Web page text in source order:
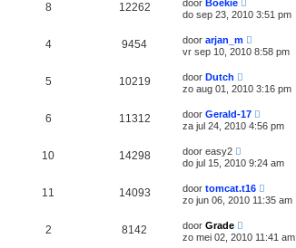
8 12262 door Boekie
do sep 23, 2010 3:51 pm
4 9454 door arjan_m
vr sep 10, 2010 8:58 pm
5 10219 door Dutch
zo aug 01, 2010 3:16 pm
6 11312 door Gerald-17
za jul 24, 2010 4:56 pm
10 14298 door easy2
do jul 15, 2010 9:24 am
11 14093 door tomcat.t16
zo jun 06, 2010 11:35 am
2 8142 door Grade
zo mei 02, 2010 11:41 am